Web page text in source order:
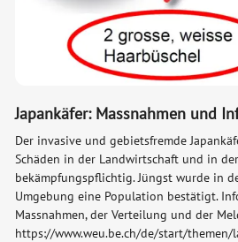
Japankäfer: Massnahmen und
Der invasive und gebietsfremde
Schäden in der Landwirtschaft und in
bekämpfungspflichtig. Jüngst wurde in
Umgebung eine Population bestätigt.
Massnahmen, der Verteilung und der
https://www.weu.be.ch/de/start/